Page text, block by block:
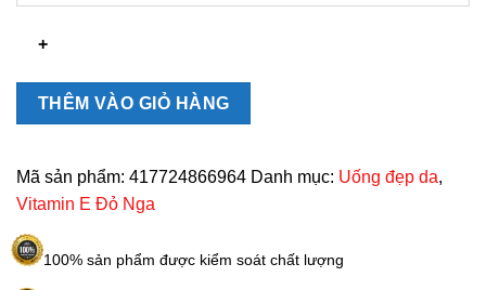
Nga
400mg
số
THÊM VÀO GIỎ HÀNG
Mã sản phẩm: 417724866964 Danh mục: Uống đẹp da,
Vitamin E Đỏ Nga
100% sản phẩm được kiểm soát chất lượng